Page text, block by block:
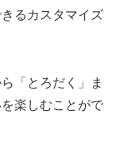
るカスタマイズ
「とろだく」ま
楽しむことがで